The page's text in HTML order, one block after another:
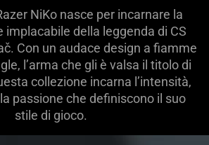
NiKo nasce per incarnare la
implacabile della leggenda di CS
Con un audace design a fiamme
l’arma che gli è valsa il titolo di
collezione incarna l’intensità,
passione che definiscono il suo
stile di gioco.